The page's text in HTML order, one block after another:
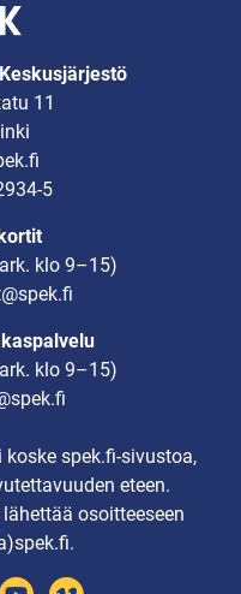
11
5
klo 9–15)
klo 9–15)
spek.fi-sivustoa,
eteen.
osoitteeseen